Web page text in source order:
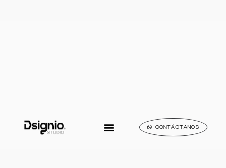
CONTÁCTANOS